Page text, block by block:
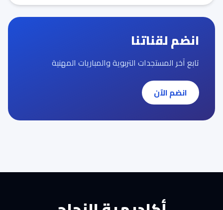
انضم لقناتنا
تابع آخر المستجدات التربوية والمباريات المهنية
انضم الآن